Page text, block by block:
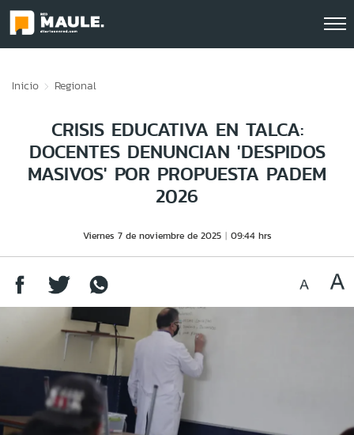
Inicio Regional
CRISIS EDUCATIVA EN TALCA:
DOCENTES DENUNCIAN 'DESPIDOS
MASIVOS' POR PROPUESTA PADEM
2026
Viernes 7 de noviembre de 2025 09:44 hrs